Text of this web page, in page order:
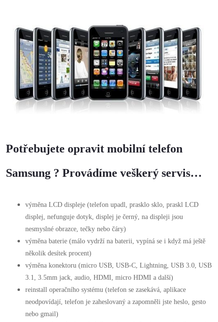
Potřebujete opravit mobilní telefon
Samsung ? Provádíme veškerý servis…
výměna LCD displeje (telefon upadl, prasklo sklo, praskl LCD
displej, nefunguje dotyk, displej je černý, na displeji jsou
nesmyslné obrazce, tečky nebo čáry)
výměna baterie (málo vydrží na baterii, vypíná se i když má ještě
několik desítek procent)
výměna konektoru (micro USB, USB-C, Lightning, USB 3.0, USB
3.1, 3.5mm jack, audio, HDMI, micro HDMI a další)
reinstall operačního systému (telefon se zasekává, aplikace
neodpovídají, telefon je zaheslovaný a zapomněli jste heslo, gesto
nebo gmail)